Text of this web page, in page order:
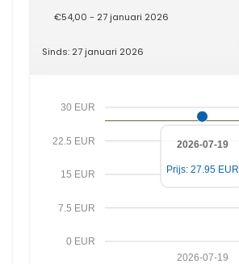
€54,00 - 27 januari 2026
Sinds: 27 januari 2026
0 EUR
7.5 EUR
15 EUR
22.5 EUR
30 EUR
2026-07-19
2026-07-19
Prijs: 27.95 EUR